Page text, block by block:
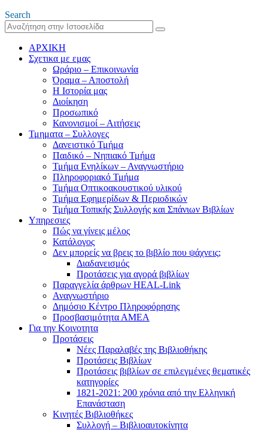
Search
ΑΡΧΙΚΗ
Σχετικα με εμας
Ωράριο – Επικοινωνία
Όραμα – Αποστολή
Η Ιστορία μας
Διοίκηση
Προσωπικό
Κανονισμοί – Αιτήσεις
Τμηματα – Συλλογες
Δανειστικό Τμήμα
Παιδικό – Νηπιακό Τμήμα
Τμήμα Ενηλίκων – Αναγνωστήριο
Πληροφοριακό Τμήμα
Τμήμα Οπτικοακουστικού υλικού
Τμήμα Εφημερίδων & Περιοδικών
Τμήμα Τοπικής Συλλογής και Σπάνιων Βιβλίων
Υπηρεσιες
Πώς να γίνεις μέλος
Κατάλογος
Δεν μπορείς να βρεις το βιβλίο που ψάχνεις;
Διαδανεισμός
Προτάσεις για αγορά βιβλίων
Παραγγελία άρθρων HEAL-Link
Αναγνωστήριο
Δημόσιο Κέντρο Πληροφόρησης
Προσβασιμότητα ΑΜΕΑ
Για την Κοινοτητα
Προτάσεις
Νέες Παραλαβές της Βιβλιοθήκης
Προτάσεις Βιβλίων
Προτάσεις βιβλίων σε επιλεγμένες θεματικές
κατηγορίες
1821-2021: 200 χρόνια από την Ελληνική
Επανάσταση
Κινητές Βιβλιοθήκες
Συλλογή – Βιβλιοαυτοκίνητα